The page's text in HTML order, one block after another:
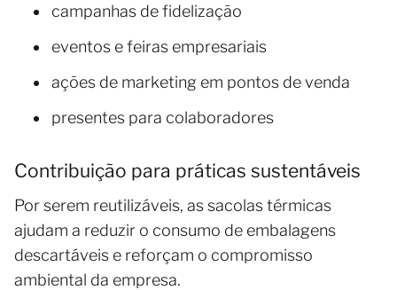
campanhas de fidelização
eventos e feiras empresariais
ações de marketing em pontos de venda
presentes para colaboradores
Contribuição para práticas sustentáveis
Por serem reutilizáveis, as sacolas térmicas
ajudam a reduzir o consumo de embalagens
descartáveis e reforçam o compromisso
ambiental da empresa.